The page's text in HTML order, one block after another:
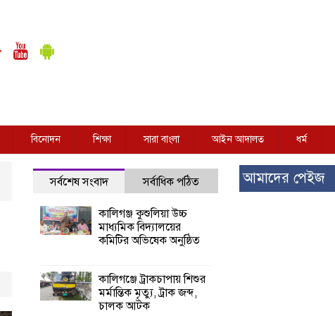
বিনোদন শিক্ষা সারা বাংলা আইন আদালত ধর্ম
সর্বশেষ সংবাদ সর্বাধিক পঠিত
কালিগঞ্জ কুশুলিয়া উচ্চ
মাধ্যমিক বিদ্যালয়ের
কমিটির অভিষেক অনুষ্ঠিত
কালিগঞ্জে ট্রাকচাপায় শিশুর
মর্মান্তিক মৃত্যু, ট্রাক জব্দ,
চালক আটক
আমাদের পেইজ